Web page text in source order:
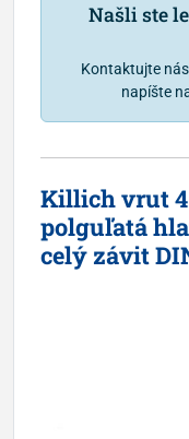
Našli ste
Kontaktujte
napíšte
Killich vrut
polguľatá
celý závit